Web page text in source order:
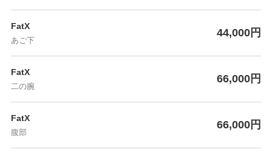
FatX
あご下
44,000円
FatX
二の腕
66,000円
FatX
腹部
66,000円